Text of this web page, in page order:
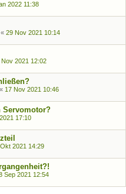
2022 11:38
« 29 Nov 2021 10:14
Nov 2021 12:02
« 17 Nov 2021 10:46
Servomotor?
17:10
2021 14:29
Sep 2021 12:54